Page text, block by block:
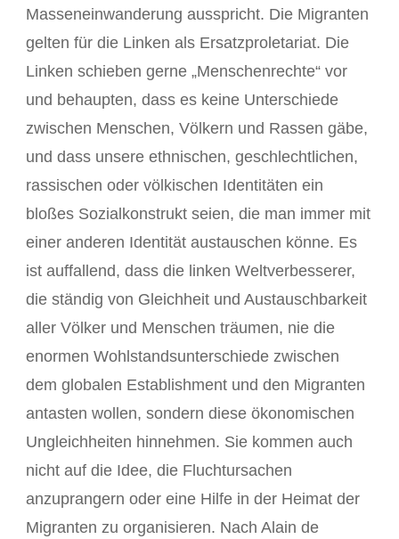
Masseneinwanderung ausspricht. Die Migranten
gelten für die Linken als Ersatzproletariat. Die
Linken schieben gerne „Menschenrechte“ vor
und behaupten, dass es keine Unterschiede
zwischen Menschen, Völkern und Rassen gäbe,
und dass unsere ethnischen, geschlechtlichen,
rassischen oder völkischen Identitäten ein
bloßes Sozialkonstrukt seien, die man immer mit
einer anderen Identität austauschen könne. Es
ist auffallend, dass die linken Weltverbesserer,
die ständig von Gleichheit und Austauschbarkeit
aller Völker und Menschen träumen, nie die
enormen Wohlstandsunterschiede zwischen
dem globalen Establishment und den Migranten
antasten wollen, sondern diese ökonomischen
Ungleichheiten hinnehmen. Sie kommen auch
nicht auf die Idee, die Fluchtursachen
anzuprangern oder eine Hilfe in der Heimat der
Migranten zu organisieren. Nach Alain de